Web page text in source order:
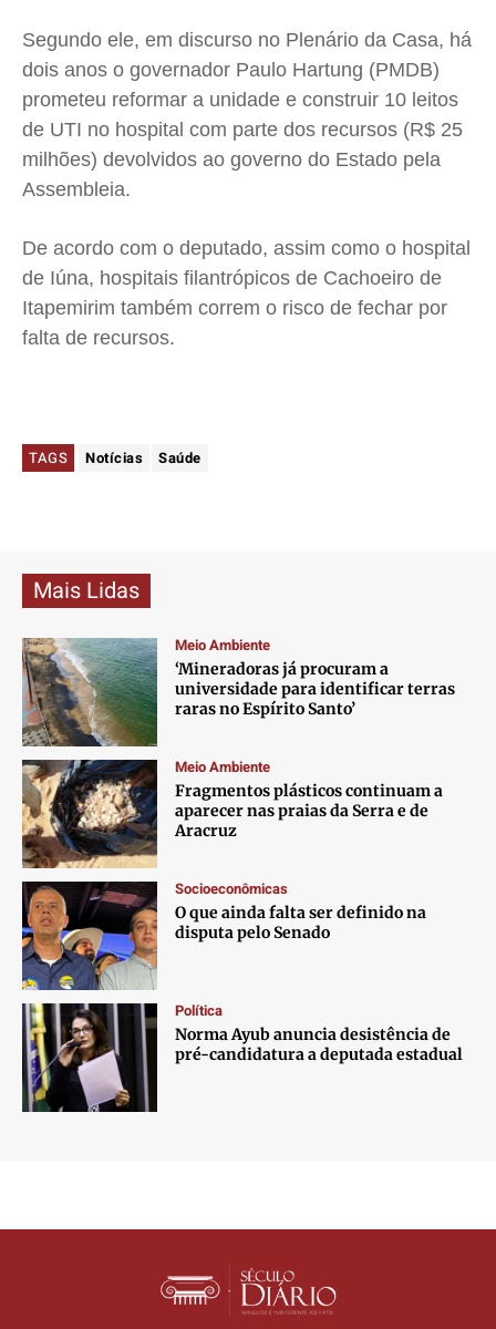
Segundo ele, em discurso no Plenário da Casa, há
dois anos o governador Paulo Hartung (PMDB)
prometeu reformar a unidade e construir 10 leitos
de UTI no hospital com parte dos recursos (R$ 25
milhões) devolvidos ao governo do Estado pela
Assembleia.
De acordo com o deputado, assim como o hospital
de Iúna, hospitais filantrópicos de Cachoeiro de
Itapemirim também correm o risco de fechar por
falta de recursos.
TAGS Notícias Saúde
Mais Lidas
Meio Ambiente
‘Mineradoras já procuram a
universidade para identificar terras
raras no Espírito Santo’
Meio Ambiente
Fragmentos plásticos continuam a
aparecer nas praias da Serra e de
Aracruz
Socioeconômicas
O que ainda falta ser definido na
disputa pelo Senado
Política
Norma Ayub anuncia desistência de
pré-candidatura a deputada estadual